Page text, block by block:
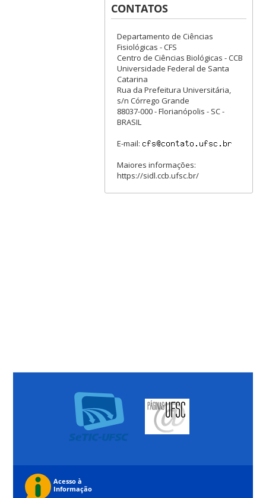
CONTATOS
Departamento de Ciências
Fisiológicas - CFS
Centro de Ciências Biológicas - CCB
Universidade Federal de Santa
Catarina
Rua da Prefeitura Universitária,
s/n Córrego Grande
88037-000 - Florianópolis - SC -
BRASIL
E-mail:
Maiores informações:
https://sidl.ccb.ufsc.br/